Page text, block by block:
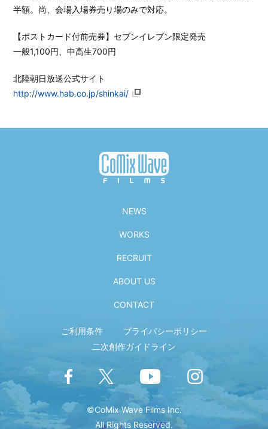
半額。尚、会場入場券売り場のみで対応。
【ポストカード付前売券】セブンイレブン限定発売
一般1,100円、中高生700円
北陸朝日放送公式サイト
http://www.hab.co.jp/shinkai/
NEWS
WORKS
RECRUIT
ABOUT US
CONTACT
ご利用条件
プライバシーポリシー
二次創作ガイドライン
©CoMix Wave Films Inc.
All Rights Reserved.